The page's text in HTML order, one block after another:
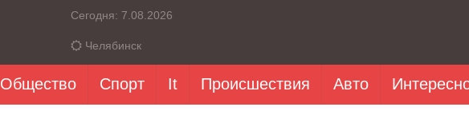
Сегодня: 7.08.2026
Челябинск
Общество Спорт It Происшествия Авто